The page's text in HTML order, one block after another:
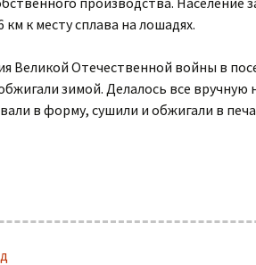
км к месту сплава на лошадях.
Великой Отечественной войны в
зимой. Делалось все
в форму, сушили и обжигали в